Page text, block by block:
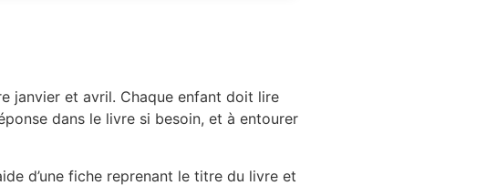
janvier et avril. Chaque enfant doit lire
dans le livre si besoin, et à entourer
d’une fiche reprenant le titre du livre et